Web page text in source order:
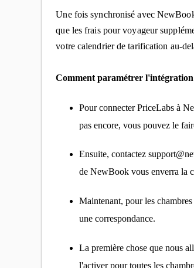
Une fois synchronisé avec
que les frais pour voyageur
votre calendrier de tarification au-
Comment paramétrer
Pour connecter PriceLabs à
pas encore, vous pouvez le
Ensuite, contactez
de NewBook vous enverra la
Maintenant, pour les
une correspondance.
La première chose que nous
l'activer pour toutes les